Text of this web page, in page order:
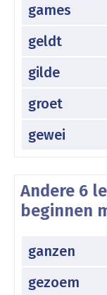
games
geldt
gilde
groet
gewei
Andere 6
beginnen
ganzen
gezoem